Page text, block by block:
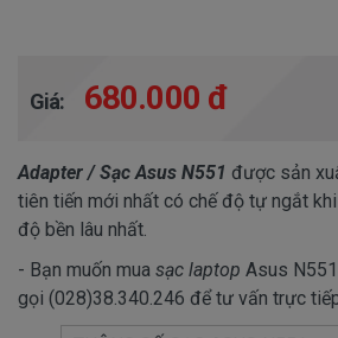
Giá: 680.000 đ
Adapter / Sạc Asus N551 được sản
tiên tiến mới nhất có chế độ tự ngắt
độ bền lâu nhất.
- Bạn muốn mua sạc laptop Asus
gọi (028)38.340.246 để tư vấn trực